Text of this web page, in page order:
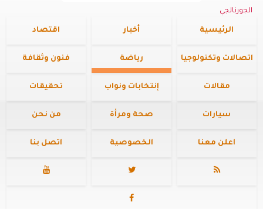
الجورنالجي
الرئيسية أخبار اقتصاد
اتصالات وتكنولوجيا رياضة فنون وثقافة
مقالات إنتخابات ونواب تحقيقات
سيارات صحة ومرأة من نحن
اعلن معنا الخصوصية اتصل بنا



